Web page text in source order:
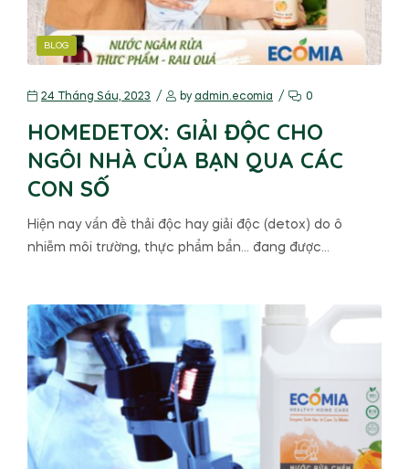
BLOG
24 Tháng Sáu, 2023 by admin.ecomia 0
HOMEDETOX: GIẢI ĐỘC CHO
NGÔI NHÀ CỦA BẠN QUA CÁC
CON SỐ
Hiện nay vấn đề thải độc hay giải độc (detox) do ô
nhiễm môi trường, thực phẩm bẩn… đang được…